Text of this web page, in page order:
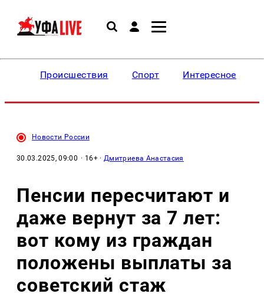
Происшествия Спорт Интересное
Новости России
30.03.2025, 09:00 · 16+ ·Дмитриева Анастасия
Пенсии пересчитают и
даже вернут за 7 лет:
вот кому из граждан
положены выплаты за
советский стаж